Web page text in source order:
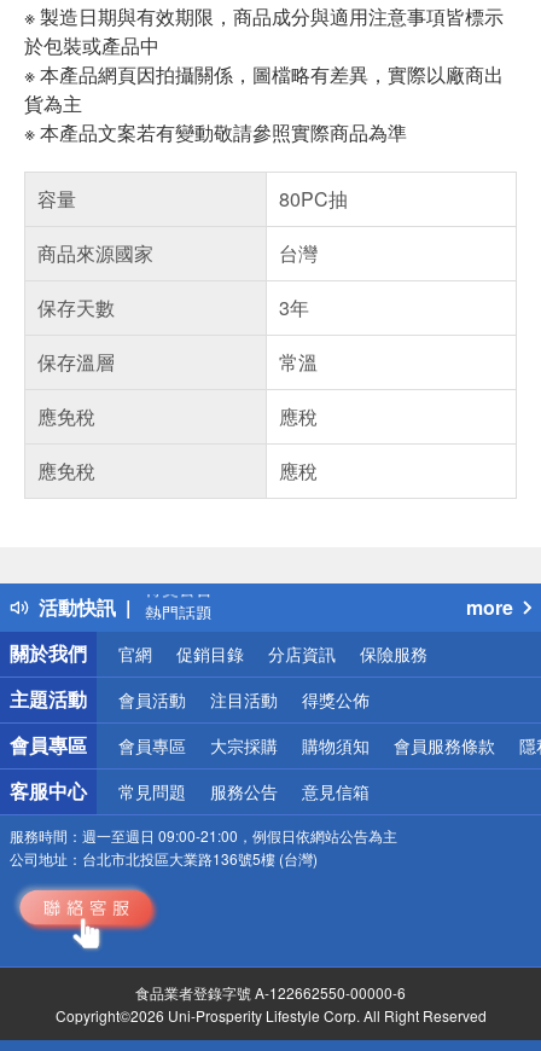
※ 製造日期與有效期限，商品成分與適用注意事項皆標示
於包裝或產品中
※ 本產品網頁因拍攝關係，圖檔略有差異，實際以廠商出
貨為主
※ 本產品文案若有變動敬請參照實際商品為準
容量
80PC抽
商品來源國家
台灣
保存天數
3年
保存溫層
常溫
應免稅
應稅
應免稅
應稅
活動快訊
得獎公告
熱門話題
銀行優惠
偏遠地區配送
詐騙網頁！請小心！
more
關於我們
官網 促銷目錄 分店資訊 保險服務
主題活動 會員活動 注目活動 得獎公佈
會員專區 會員專區 大宗採購 購物須知 會員服務條款 隱
客服中心 常見問題 服務公告 意見信箱
服務時間： 週一至週日 09:00-21:00，例假日依網站公告為主
公司地址： 台北市北投區大業路136號5樓 (台灣)
食品業者登錄字號 A-122662550-00000-6
Copyright©2026 Uni-Prosperity Lifestyle Corp. All Right Reserved